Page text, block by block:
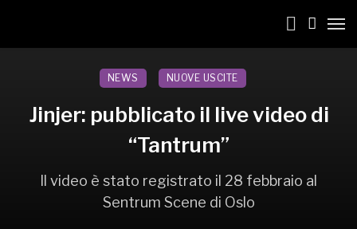
NEWS NUOVE USCITE
Jinjer: pubblicato il live video di
“Tantrum”
Il video è stato registrato il 28 febbraio al
Sentrum Scene di Oslo